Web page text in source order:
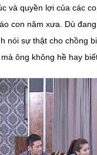
và quyền lợi của các
con năm xưa. Dù
nói sự thật cho chồng
ông không hề hay